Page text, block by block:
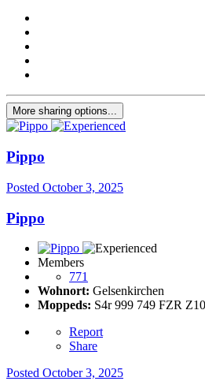
More sharing options...
Pippo
Posted October 3, 2025
Pippo
Members
771
Wohnort: Gelsenkirchen
Moppeds: S4r 999 749 FZR
Report
Share
Posted October 3, 2025